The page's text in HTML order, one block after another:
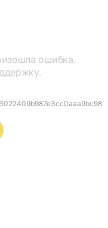
ошибка.